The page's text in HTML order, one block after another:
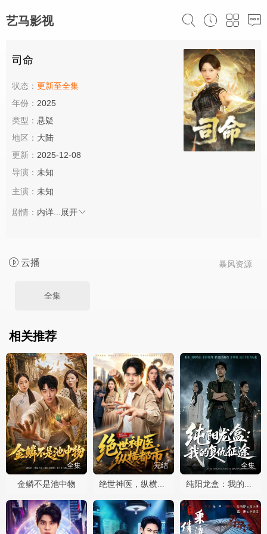
艺马影视
司命
状态： 更新至全集
年份： 2025
类型： 悬疑
地区： 大陆
更新： 2025-12-08
导演： 未知
主演： 未知
剧情： 内详... 展开
暴风资源
云播
全集
相关推荐
全集
金鳞不是池中物
完结
绝世神医，纵横都市
全集
纯阳龙盒：我的复仇征途